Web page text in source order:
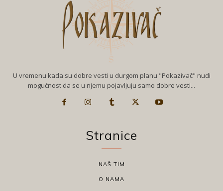
U vremenu kada su dobre vesti u durgom planu "Pokazivač" nudi
mogućnost da se u njemu pojavljuju samo dobre vesti...
Stranice
NAŠ TIM
O NAMA